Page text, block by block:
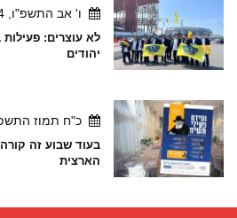
ו' אב התשפ"ו, 00:14
לא עוצרים:
יהודים
כ"ח תמוז התשפ"ו,
בעוד שבוע זה
הארצית